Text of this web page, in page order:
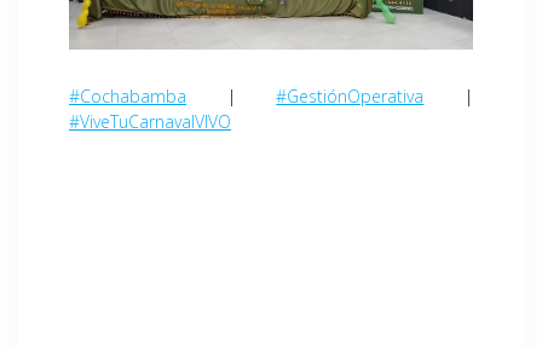
#Cochabamba |#GestiónOperativa |
#ViveTuCarnavalVIVO